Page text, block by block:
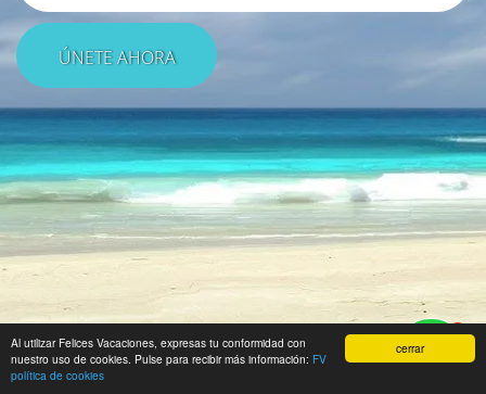
cerrar
Al utilizar Felices Vacaciones, expresas tu conformidad con
nuestro uso de cookies. Pulse para recibir más información: FV
política de cookies
1